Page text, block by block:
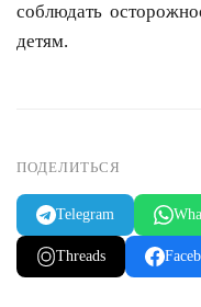
соблюдать
детям.
ПОДЕЛИТЬСЯ
Telegram
Threads